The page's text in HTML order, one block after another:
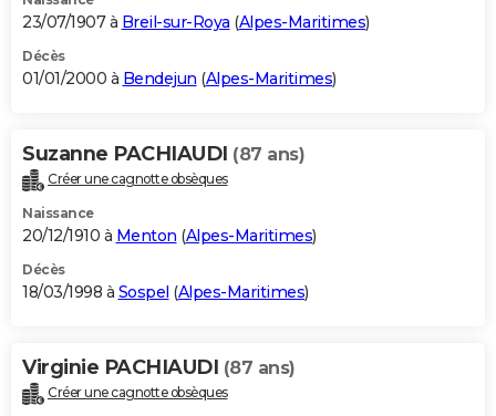
23/07/1907 à Breil-sur-Roya (Alpes-Maritimes)
Décès
01/01/2000 à Bendejun (Alpes-Maritimes)
Suzanne PACHIAUDI (87 ans)
Créer une cagnotte obsèques
Naissance
20/12/1910 à Menton (Alpes-Maritimes)
Décès
18/03/1998 à Sospel (Alpes-Maritimes)
Virginie PACHIAUDI (87 ans)
Créer une cagnotte obsèques